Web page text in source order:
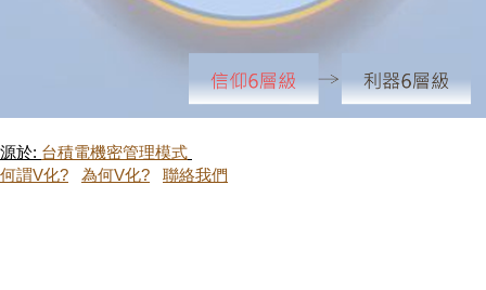
源於: 台積電機密管理模式
何謂V化?
為何V化? 聯絡我們